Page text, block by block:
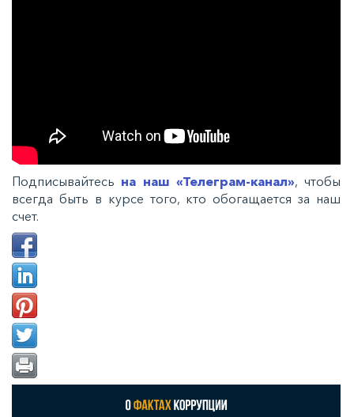
Подписывайтесь на наш «Телеграм-канал», чтобы
всегда быть в курсе того, кто обогащается за наш
счет.